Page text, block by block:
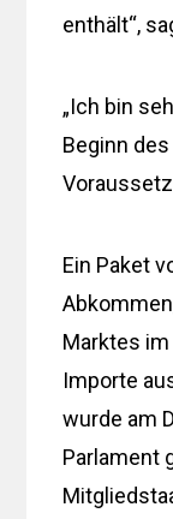
enthält“,
„Ich bin
Beginn
Ein Paket
Marktes
Importe
wurde am
Parlament